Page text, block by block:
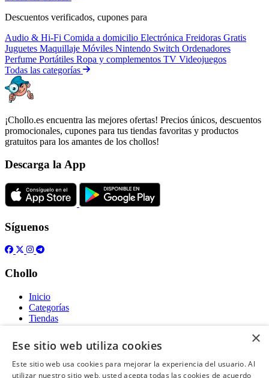
Descuentos verificados, cupones para
Audio & Hi-Fi Comida a domicilio Electrónica Freidoras Gratis
Juguetes Maquillaje Móviles Nintendo Switch Ordenadores
Perfume Portátiles Ropa y complementos TV Videojuegos
Todas las categorías
¡Chollo.es encuentra las mejores ofertas! Precios únicos, descuentos
promocionales, cupones para tus tiendas favoritas y productos
gratuitos para los amantes de los chollos!
Descarga la App
Síguenos
Chollo
Inicio
Categorías
Tiendas
Gratis
Acerca de
Sobre nosotros
×
Ese sitio web utiliza cookies
Este sitio web usa cookies para mejorar la experiencia del usuario. Al
utilizar nuestro sitio web, usted acepta todas las cookies de acuerdo